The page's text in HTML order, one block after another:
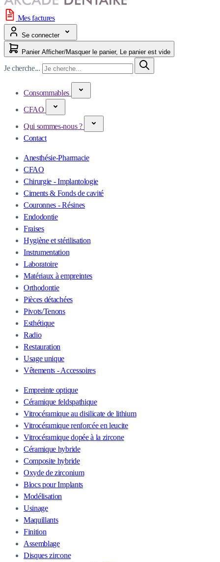
Mes factures
Se connecter
Panier Afficher/Masquer le panier, Le panier est vide
Je cherche...
Consommables
CFAO
Qui sommes-nous ?
Contact
Anesthésie-Pharmacie
CFAO
Chirurgie - Implantologie
Ciments & Fonds de cavité
Couronnes - Résines
Endodontie
Fraises
Hygiène et stérilisation
Instrumentation
Laboratoire
Matériaux à empreintes
Orthodontie
Pièces détachées
Pivots/Tenons
Esthétique
Radio
Restauration
Usage unique
Vêtements - Accessoires
Empreinte optique
Céramique feldspathique
Vitrocéramique au disilicate de lithium
Vitrocéramique renforcée en leucite
Vitrocéramique dopée à la zircone
Céramique hybride
Composite hybride
Oxyde de zirconium
Blocs pour Implants
Modélisation
Usinage
Maquillants
Finition
Assemblage
Disques zircone